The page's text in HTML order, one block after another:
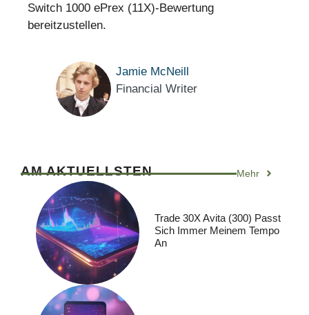
Switch 1000 ePrex (11X)-Bewertung
bereitzustellen.
Jamie McNeill
Financial Writer
AM AKTUELLSTEN Mehr
Trade 30X Avita (300) Passt
Sich Immer Meinem Tempo
An